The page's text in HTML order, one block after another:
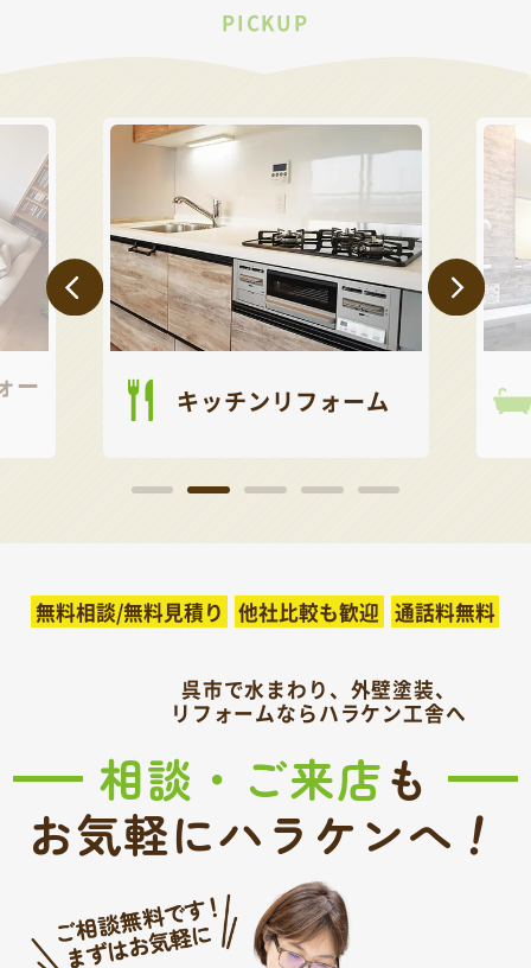
PICKUP
ー キッチンリフォーム
無料相談/無料見積り 他社比較も歓迎 通話料無料
呉市で水まわり、外壁塗装、
リフォームならハラケン工舎へ
相談・ご来店も
お気軽にハラケンへ！